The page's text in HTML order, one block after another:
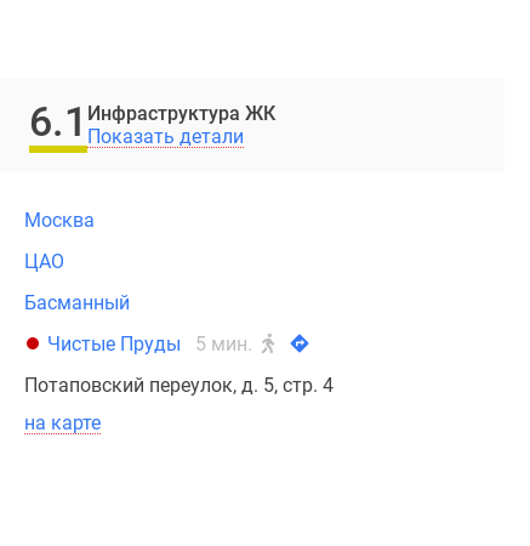
6.1 Инфраструктура ЖК
Показать детали
Москва
ЦАО
Басманный
Чистые Пруды
5 мин.
Потаповский переулок, д. 5, стр. 4
на карте